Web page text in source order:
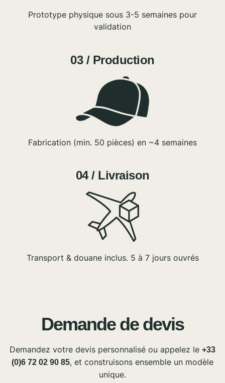
Prototype physique sous 3-5 semaines pour
validation
03 / Production
Fabrication (min. 50 pièces) en ~4 semaines
04 / Livraison
Transport & douane inclus. 5 à 7 jours ouvrés
Demande de devis
Demandez votre devis personnalisé ou appelez le +33
(0)6 72 02 90 85, et construisons ensemble un modèle
unique.